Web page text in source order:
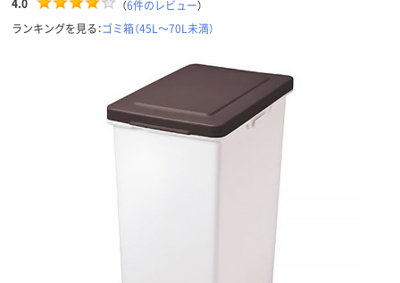
4.0 （6件のレビュー）
ランキングを見る：ゴミ箱（45L～70L未満）